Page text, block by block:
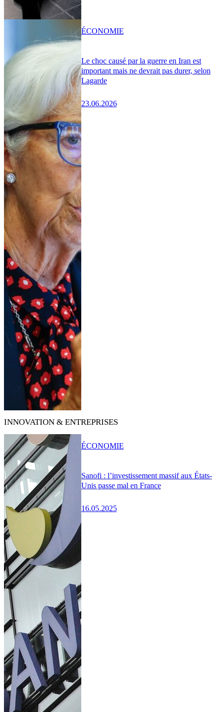
Le choc causé par la guerre en Iran est
important mais ne devrait pas durer, selon
Lagarde
23.06.2026
ÉCONOMIE
INNOVATION & ENTREPRISES
Sanofi : l’investissement massif aux États-
Unis passe mal en France
16.05.2025
ÉCONOMIE